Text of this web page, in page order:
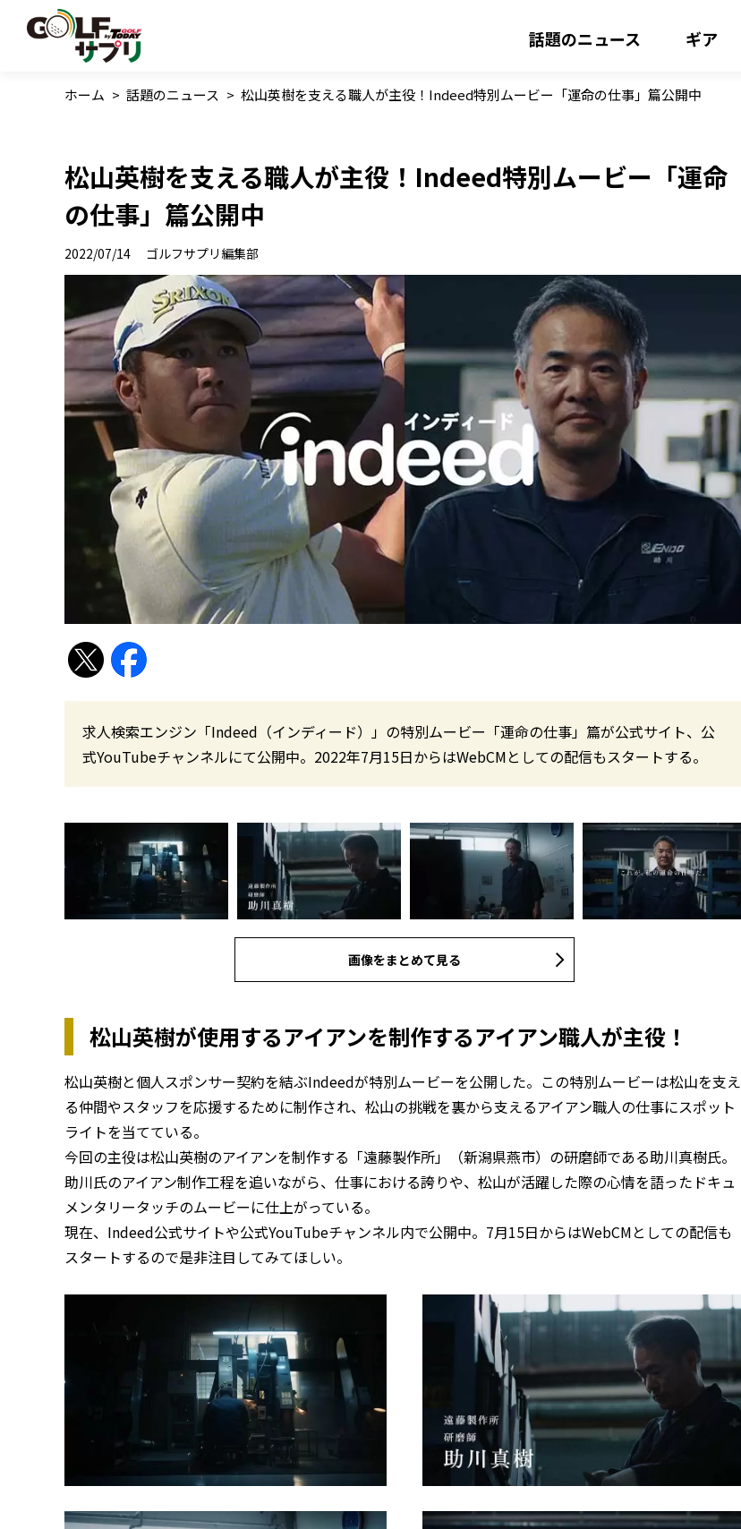
話題のニュース ギア
ホーム > 話題のニュース > 松山英樹を支える職人が主役！Indeed特別ムービー「運命の仕事」篇公開中
松山英樹を支える職人が主役！Indeed特別ムービー「運命
の仕事」篇公開中
2022/07/14 ゴルフサプリ編集部
求人検索エンジン「Indeed（インディード）」の特別ムービー「運命の仕事」篇が公式サイト、公
式YouTubeチャンネルにて公開中。2022年7月15日からはWebCMとしての配信もスタートする。
画像をまとめて見る
松山英樹が使用するアイアンを制作するアイアン職人が主役！
松山英樹と個人スポンサー契約を結ぶIndeedが特別ムービーを公開した。この特別ムービーは松山を支え
る仲間やスタッフを応援するために制作され、松山の挑戦を裏から支えるアイアン職人の仕事にスポット
ライトを当てている。
今回の主役は松山英樹のアイアンを制作する「遠藤製作所」（新潟県燕市）の研磨師である助川真樹氏。
助川氏のアイアン制作工程を追いながら、仕事における誇りや、松山が活躍した際の心情を語ったドキュ
メンタリータッチのムービーに仕上がっている。
現在、Indeed公式サイトや公式YouTubeチャンネル内で公開中。7月15日からはWebCMとしての配信も
スタートするので是非注目してみてほしい。